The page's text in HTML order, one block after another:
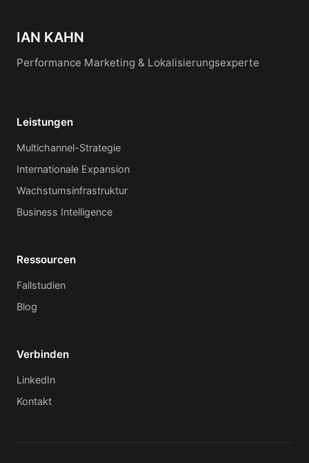
IAN KAHN
Performance Marketing & Lokalisierungsexperte
Leistungen
Multichannel-Strategie
Internationale Expansion
Wachstumsinfrastruktur
Business Intelligence
Ressourcen
Fallstudien
Blog
Verbinden
LinkedIn
Kontakt